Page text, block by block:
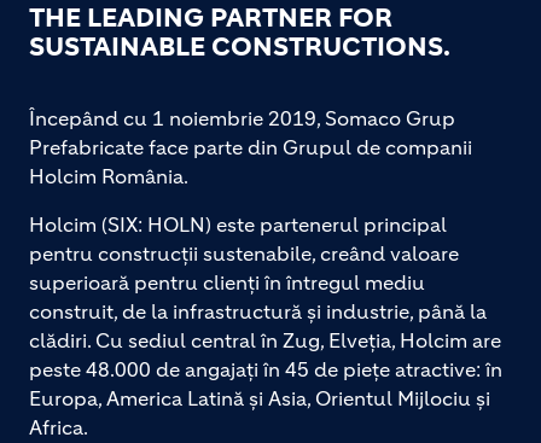
Obțineți indicații către acest loc.
Obțineți indicații către acest loc.
FABRICA SOMACO TEIUȘ
FABRICA SOMACO TEIUȘ
de Jos
DN1; Km 395+ (460-525)
Alba
Romania
0258 806 333
0258 852 001
Obțineți indicații către acest loc.
THE LEADING PARTNER FOR
SUSTAINABLE CONSTRUCTIONS.
Începând cu 1 noiembrie 2019, Somaco Grup
Prefabricate face parte din Grupul de companii
Holcim România.
Holcim (SIX: HOLN) este partenerul principal
pentru construcții sustenabile, creând valoare
superioară pentru clienți în întregul mediu
construit, de la infrastructură și industrie, până la
clădiri. Cu sediul central în Zug, Elveția, Holcim are
peste 48.000 de angajați în 45 de piețe atractive: în
Europa, America Latină și Asia, Orientul Mijlociu și
Africa.